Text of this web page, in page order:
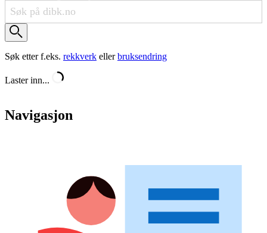
Søk etter f.eks. rekkverk ellerbruksendring
Laster inn...
Navigasjon